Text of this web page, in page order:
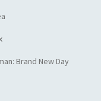
Brand New Day